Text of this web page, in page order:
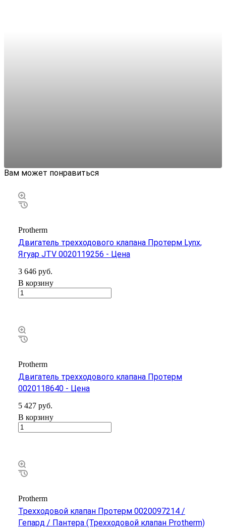
Вам может понравиться
Protherm
Двигатель трехходового клапана Протерм Lynx,
Ягуар JTV 0020119256 - Цена
3 646 руб.
В корзину
Protherm
Двигатель трехходового клапана Протерм
0020118640 - Цена
5 427 руб.
В корзину
Protherm
Трехходовой клапан Протерм 0020097214 /
Гепард / Пантера (Трехходовой клапан Protherm)